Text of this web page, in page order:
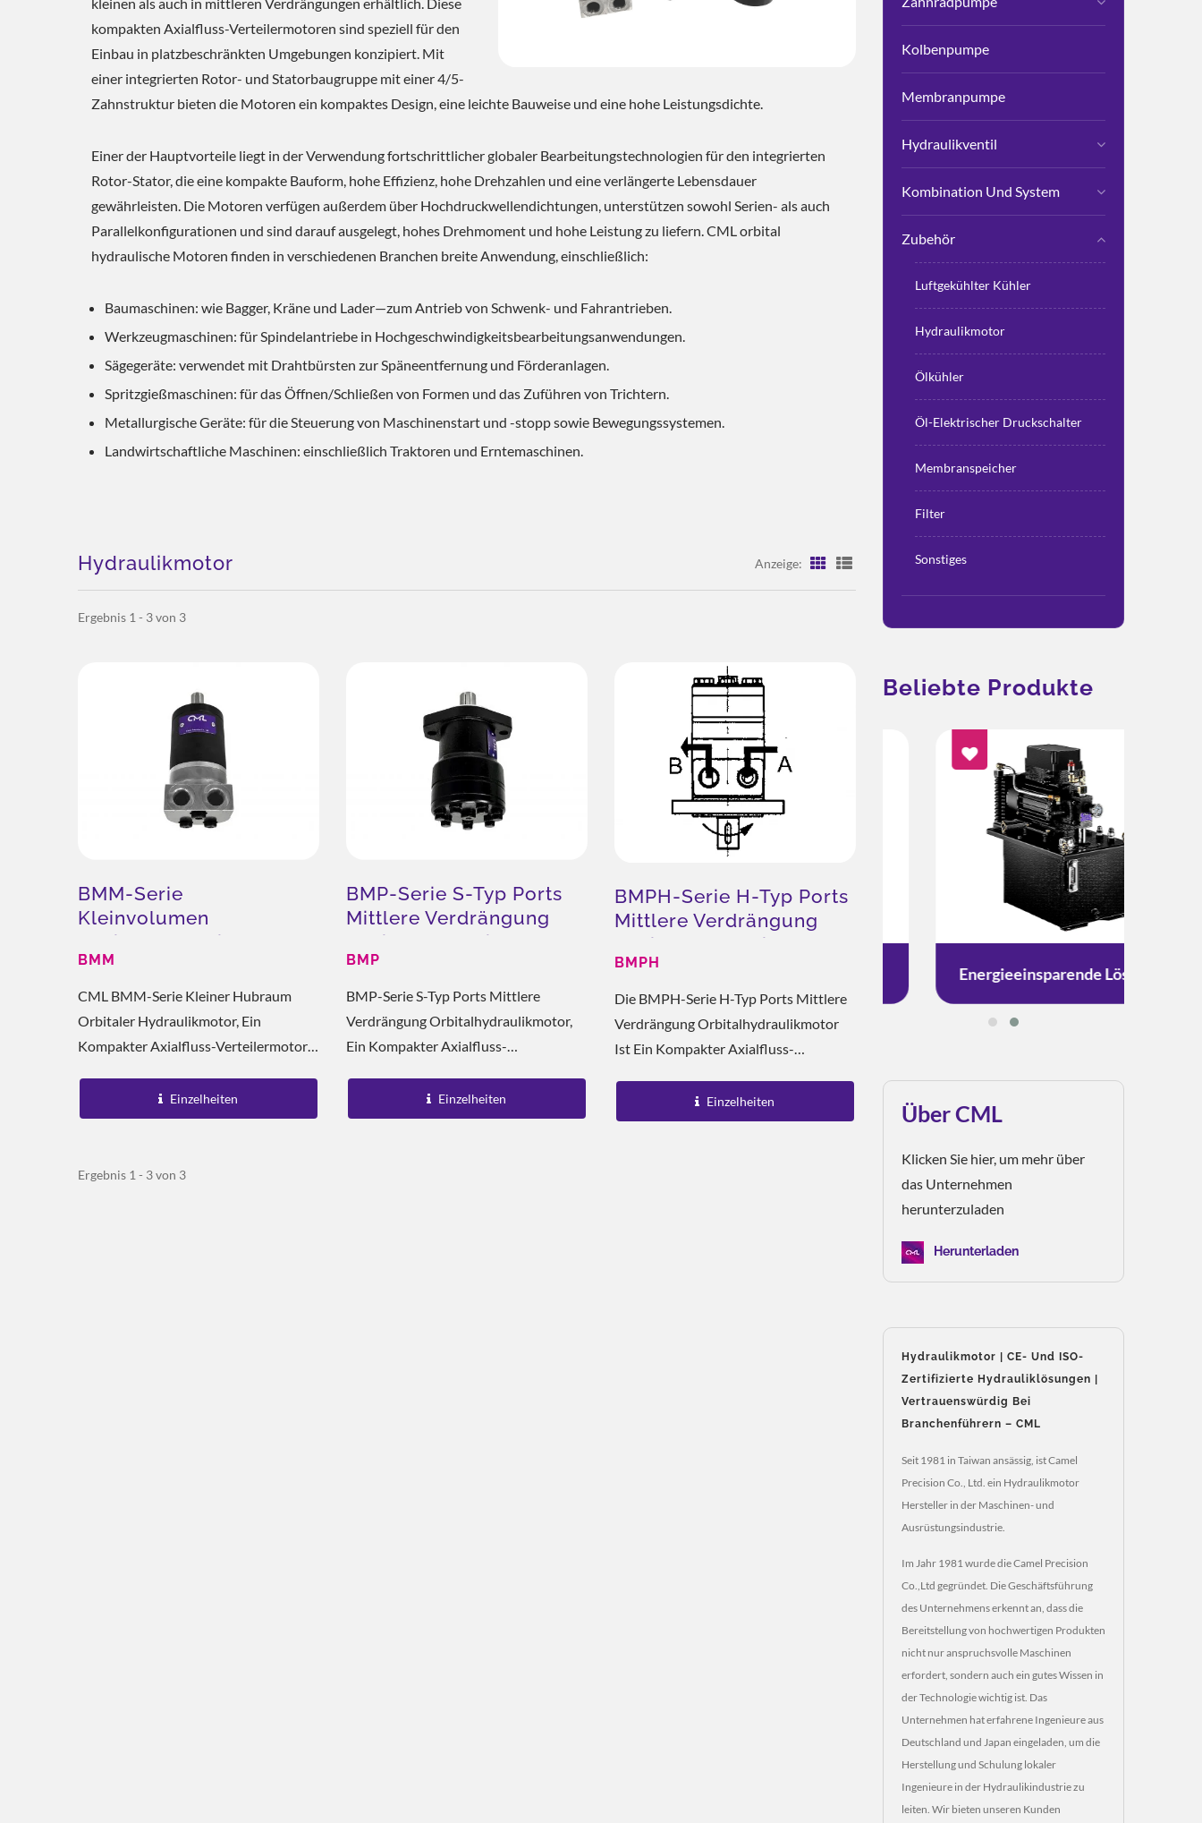
kompakten Axialfluss-Verteilermotoren sind speziell für den
Einbau in platzbeschränkten Umgebungen konzipiert. Mit
einer integrierten Rotor- und Statorbaugruppe mit einer 4/5-
Zahnstruktur bieten die Motoren ein kompaktes Design, eine leichte Bauweise und eine hohe Leistungsdichte.
Einer der Hauptvorteile liegt in der Verwendung fortschrittlicher globaler Bearbeitungstechnologien für den integrierten
Rotor-Stator, die eine kompakte Bauform, hohe Effizienz, hohe Drehzahlen und eine verlängerte Lebensdauer
gewährleisten. Die Motoren verfügen außerdem über Hochdruckwellendichtungen, unterstützen sowohl Serien- als auch
Parallelkonfigurationen und sind darauf ausgelegt, hohes Drehmoment und hohe Leistung zu liefern. CML orbital
hydraulische Motoren finden in verschiedenen Branchen breite Anwendung, einschließlich:
Baumaschinen: wie Bagger, Kräne und Lader—zum Antrieb von Schwenk- und Fahrantrieben.
Werkzeugmaschinen: für Spindelantriebe in Hochgeschwindigkeitsbearbeitungsanwendungen.
Sägegeräte: verwendet mit Drahtbürsten zur Späneentfernung und Förderanlagen.
Spritzgießmaschinen: für das Öffnen/Schließen von Formen und das Zuführen von Trichtern.
Metallurgische Geräte: für die Steuerung von Maschinenstart und -stopp sowie Bewegungssystemen.
Landwirtschaftliche Maschinen: einschließlich Traktoren und Erntemaschinen.
Hydraulikmotor Anzeige:
Ergebnis 1 - 3 von 3
BMM-Serie
Kleinvolumen
Orbitalhydraulikmotor
BMM
CML BMM-Serie Kleiner Hubraum
Orbitaler Hydraulikmotor, Ein
Kompakter Axialfluss-Verteilermotor,
Platz Entwickelt Wurde. Mit Einem
Integrierten Rotor Und Stator Mit
Einzelheiten
BMP-Serie S-Typ Ports
Mittlere Verdrängung
Orbitalhydraulikmotor
BMP
BMP-Serie S-Typ Ports Mittlere
Verdrängung Orbitalhydraulikmotor,
Ein Kompakter Axialfluss-
Entwickelt Wurde, Bei Denen Der Platz
Begrenzt Ist. Mit Einem Integrierten...
Einzelheiten
BMPH-Serie H-Typ Ports
Mittlere Verdrängung
Orbital Hydraulikmotor
BMPH
Die BMPH-Serie H-Typ Ports Mittlere
Verdrängung Orbitalhydraulikmotor
Ist Ein Kompakter Axialfluss-
Entwickelt Wurde, Bei Denen Der Platz
Begrenzt Ist. Mit Einem...
Einzelheiten
Ergebnis 1 - 3 von 3
Kolbenpumpe
Membranpumpe
Hydraulikventil
Kombination Und System
Zubehör
Luftgekühlter Kühler
Hydraulikmotor
Ölkühler
Öl-Elektrischer Druckschalter
Membranspeicher
Filter
Sonstiges
Beliebte Produkte
Energieeinsparende Lösung
Über CML
Klicken Sie hier, um mehr über
das Unternehmen
herunterzuladen
Herunterladen
Hydraulikmotor | CE- Und ISO-
Zertifizierte Hydrauliklösungen |
Vertrauenswürdig Bei
Branchenführern – CML
Seit 1981 in Taiwan ansässig, ist Camel
Precision Co., Ltd. ein Hydraulikmotor
Hersteller in der Maschinen- und
Ausrüstungsindustrie.
Im Jahr 1981 wurde die Camel Precision
Co.,Ltd gegründet. Die Geschäftsführung
des Unternehmens erkennt an, dass die
Bereitstellung von hochwertigen Produkten
nicht nur anspruchsvolle Maschinen
erfordert, sondern auch ein gutes Wissen in
der Technologie wichtig ist. Das
Unternehmen hat erfahrene Ingenieure aus
Deutschland und Japan eingeladen, um die
Herstellung und Schulung lokaler
Ingenieure in der Hydraulikindustrie zu
leiten. Wir bieten unseren Kunden